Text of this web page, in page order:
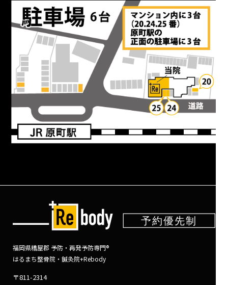
福岡県糟屋郡 予防・再発予防専門®
はるまち整骨院・鍼灸院+Rebody
〒811-2314